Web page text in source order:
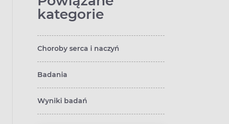
kategorie
Choroby serca i naczyń
Badania
Wyniki badań